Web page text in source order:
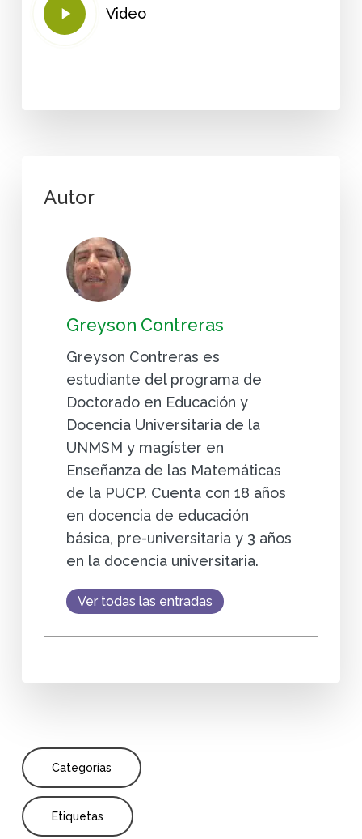
Video
Video
Autor
Greyson Contreras
Greyson Contreras es
estudiante del programa de
Doctorado en Educación y
Docencia Universitaria de la
UNMSM y magíster en
Enseñanza de las Matemáticas
de la PUCP. Cuenta con 18 años
en docencia de educación
básica, pre-universitaria y 3 años
en la docencia universitaria.
Ver todas las entradas
Categorías
Etiquetas